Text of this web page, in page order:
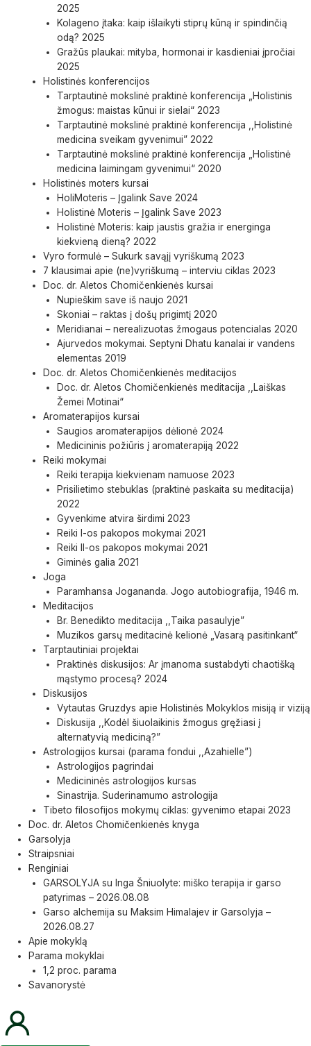
2025
Kolageno įtaka: kaip išlaikyti stiprų kūną ir spindinčią
odą? 2025
Gražūs plaukai: mityba, hormonai ir kasdieniai įpročiai
2025
Holistinės konferencijos
Tarptautinė mokslinė praktinė konferencija „Holistinis
žmogus: maistas kūnui ir sielai“ 2023
Tarptautinė mokslinė praktinė konferencija ,,Holistinė
medicina sveikam gyvenimui” 2022
Tarptautinė mokslinė praktinė konferencija „Holistinė
medicina laimingam gyvenimui“ 2020
Holistinės moters kursai
HoliMoteris – Įgalink Save 2024
Holistinė Moteris – Įgalink Save 2023
Holistinė Moteris: kaip jaustis gražia ir energinga
kiekvieną dieną? 2022
Vyro formulė – Sukurk savąjį vyriškumą 2023
7 klausimai apie (ne)vyriškumą – interviu ciklas 2023
Doc. dr. Aletos Chomičenkienės kursai
Nupieškim save iš naujo 2021
Skoniai – raktas į došų prigimtį 2020
Meridianai – nerealizuotas žmogaus potencialas 2020
Ajurvedos mokymai. Septyni Dhatu kanalai ir vandens
elementas 2019
Doc. dr. Aletos Chomičenkienės meditacijos
Doc. dr. Aletos Chomičenkienės meditacija ,,Laiškas
Žemei Motinai“
Aromaterapijos kursai
Saugios aromaterapijos dėlionė 2024
Medicininis požiūris į aromaterapiją 2022
Reiki mokymai
Reiki terapija kiekvienam namuose 2023
Prisilietimo stebuklas (praktinė paskaita su meditacija)
2022
Gyvenkime atvira širdimi 2023
Reiki I-os pakopos mokymai 2021
Reiki II-os pakopos mokymai 2021
Giminės galia 2021
Joga
Paramhansa Jogananda. Jogo autobiografija, 1946 m.
Meditacijos
Br. Benedikto meditacija ,,Taika pasaulyje”
Muzikos garsų meditacinė kelionė „Vasarą pasitinkant“
Tarptautiniai projektai
Praktinės diskusijos: Ar įmanoma sustabdyti chaotišką
mąstymo procesą? 2024
Diskusijos
Vytautas Gruzdys apie Holistinės Mokyklos misiją ir viziją
Diskusija ,,Kodėl šiuolaikinis žmogus gręžiasi į
alternatyvią mediciną?”
Astrologijos kursai (parama fondui ,,Azahielle”)
Astrologijos pagrindai
Medicininės astrologijos kursas
Sinastrija. Suderinamumo astrologija
Tibeto filosofijos mokymų ciklas: gyvenimo etapai 2023
Doc. dr. Aletos Chomičenkienės knyga
Garsolyja
Straipsniai
Renginiai
GARSOLYJA su Inga Šniuolyte: miško terapija ir garso
patyrimas – 2026.08.08
Garso alchemija su Maksim Himalajev ir Garsolyja –
2026.08.27
Apie mokyklą
Parama mokyklai
1,2 proc. parama
Savanorystė